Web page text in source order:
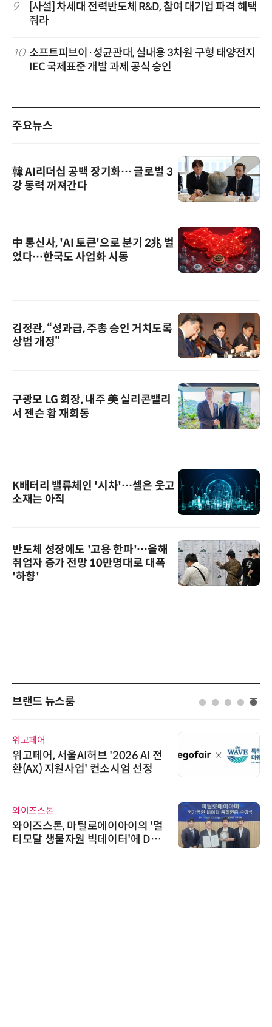
9
[사설] 차세대 전력반도체 R&D, 참여 대기업 파격 혜택
줘라
10 소프트피브이·성균관대, 실내용 3차원 구형 태양전지
IEC 국제표준 개발 과제 공식 승인
주요뉴스
韓 AI리더십 공백 장기화… 글로벌 3
강 동력 꺼져간다
中 통신사, 'AI 토큰'으로 분기 2兆 벌
었다…한국도 사업화 시동
김정관, “성과급, 주총 승인 거치도록
상법 개정”
구광모 LG 회장, 내주 美 실리콘밸리
서 젠슨 황 재회동
K배터리 밸류체인 '시차'…셀은 웃고
소재는 아직
반도체 성장에도 '고용 한파'…올해
취업자 증가 전망 10만명대로 대폭
'하향'
브랜드 뉴스룸
위고페어
위고페어, 서울AI허브 '2026 AI 전
환(AX) 지원사업' 컨소시엄 선정
와이즈스톤
와이즈스톤, 마틸로에이아이의 '멀
티모달 생물자원 빅데이터'에 DQ